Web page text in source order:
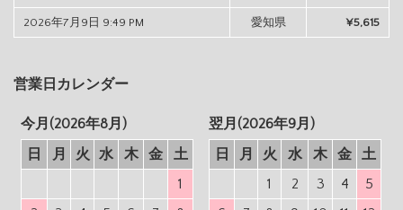
2026年7月9日 9:49 PM 愛知県 ¥5,615
営業日カレンダー
今月(2026年8月)
日
月 火 水 木 金
土
1
翌月(2026年9月)
日
月 火 水 木 金
土
1
2 3 4
5